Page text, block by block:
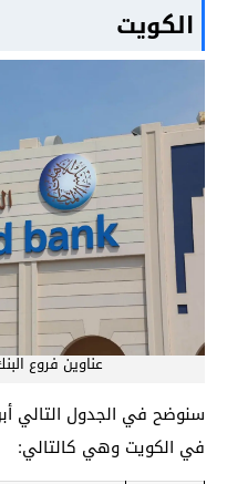
الكويت
عناوين فروع
سنوضح في الجدول التالي
في الكويت وهي كالتالي: